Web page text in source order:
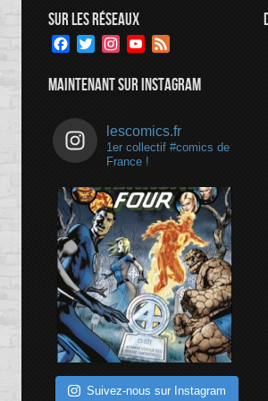
SUR LES RÉSEAUX
Facebook
TwitterInstagramYouTube
MAINTENANT SUR INSTAGRAM
lescomics.fr
1er collectif #comics de
France !
Suivez-nous sur Instagram